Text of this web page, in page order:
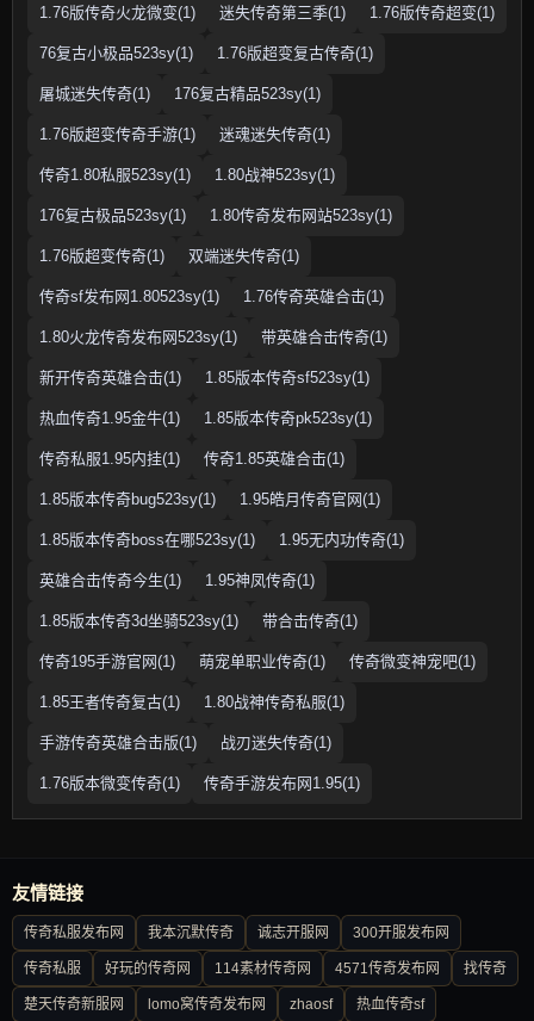
1.76版传奇火龙微变(1) 迷失传奇第三季(1) 1.76版传奇超变(1)
76复古小极品523sy(1) 1.76版超变复古传奇(1)
屠城迷失传奇(1) 176复古精品523sy(1)
1.76版超变传奇手游(1) 迷魂迷失传奇(1)
传奇1.80私服523sy(1) 1.80战神523sy(1)
176复古极品523sy(1) 1.80传奇发布网站523sy(1)
1.76版超变传奇(1) 双端迷失传奇(1)
传奇sf发布网1.80523sy(1) 1.76传奇英雄合击(1)
1.80火龙传奇发布网523sy(1) 带英雄合击传奇(1)
新开传奇英雄合击(1) 1.85版本传奇sf523sy(1)
热血传奇1.95金牛(1) 1.85版本传奇pk523sy(1)
传奇私服1.95内挂(1) 传奇1.85英雄合击(1)
1.85版本传奇bug523sy(1) 1.95皓月传奇官网(1)
1.85版本传奇boss在哪523sy(1) 1.95无内功传奇(1)
英雄合击传奇今生(1) 1.95神凤传奇(1)
1.85版本传奇3d坐骑523sy(1) 带合击传奇(1)
传奇195手游官网(1) 萌宠单职业传奇(1) 传奇微变神宠吧(1)
1.85王者传奇复古(1) 1.80战神传奇私服(1)
手游传奇英雄合击版(1) 战刃迷失传奇(1)
1.76版本微变传奇(1) 传奇手游发布网1.95(1)
友情链接
传奇私服发布网 我本沉默传奇 诚志开服网 300开服发布网
传奇私服 好玩的传奇网 114素材传奇网 4571传奇发布网 找传奇
楚天传奇新服网 lomo窝传奇发布网 zhaosf 热血传奇sf